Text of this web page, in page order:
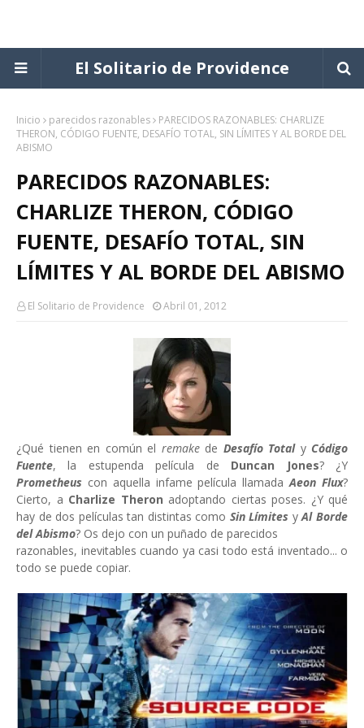
El Solitario de Providence
Inicio parecidos razonables
PARECIDOS RAZONABLES: CHARLIZE
THERON, CÓDIGO FUENTE, DESAFÍO TOTAL, SIN LÍMITES Y AL BORDE DEL
ABISMO
PARECIDOS RAZONABLES:
CHARLIZE THERON, CÓDIGO
FUENTE, DESAFÍO TOTAL, SIN
LÍMITES Y AL BORDE DEL ABISMO
El Solitario de Providence Abril 01, 2012
¿Qué tienen en común el remakede Desafío Totaly Código
Fuente, la estupenda película de Duncan Jones? ¿Y
Prometheus con aquella infame película llamadaAeon Flux?
Cierto, a Charlize Theron adoptando ciertas poses. ¿Y qué
hay de dos películas tan distintas como Sin Límites yAl Borde
del Abismo? Os dejo con un puñado de parecidos
razonables, inevitables cuando ya casi todo está inventado... o
todo se puede copiar.